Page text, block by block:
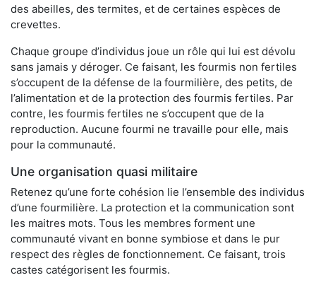
des abeilles, des termites, et de certaines espèces de
crevettes.
Chaque groupe d’individus joue un rôle qui lui est dévolu
sans jamais y déroger. Ce faisant, les fourmis non fertiles
s’occupent de la défense de la fourmilière, des petits, de
l’alimentation et de la protection des fourmis fertiles. Par
contre, les fourmis fertiles ne s’occupent que de la
reproduction. Aucune fourmi ne travaille pour elle, mais
pour la communauté.
Une organisation quasi militaire
Retenez qu’une forte cohésion lie l’ensemble des individus
d’une fourmilière. La protection et la communication sont
les maitres mots. Tous les membres forment une
communauté vivant en bonne symbiose et dans le pur
respect des règles de fonctionnement. Ce faisant, trois
castes catégorisent les fourmis.